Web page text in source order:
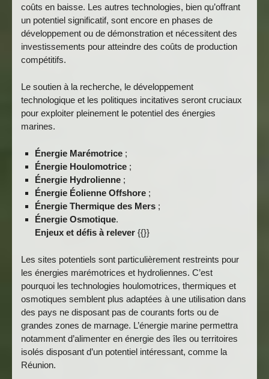
coûts en baisse. Les autres technologies, bien qu’offrant
un potentiel significatif, sont encore en phases de
développement ou de démonstration et nécessitent des
investissements pour atteindre des coûts de production
compétitifs.
Le soutien à la recherche, le développement
technologique et les politiques incitatives seront cruciaux
pour exploiter pleinement le potentiel des énergies
marines.
Énergie Marémotrice;
Énergie Houlomotrice;
Énergie Hydrolienne;
Énergie Éolienne Offshore;
Énergie Thermique des Mers;
Énergie Osmotique.
Enjeux et défis à relever {{}}
Les sites potentiels sont particulièrement restreints pour
les énergies marémotrices et hydroliennes. C’est
pourquoi les technologies houlomotrices, thermiques et
osmotiques semblent plus adaptées à une utilisation dans
des pays ne disposant pas de courants forts ou de
grandes zones de marnage. L’énergie marine permettra
notamment d’alimenter en énergie des îles ou territoires
isolés disposant d’un potentiel intéressant, comme la
Réunion.